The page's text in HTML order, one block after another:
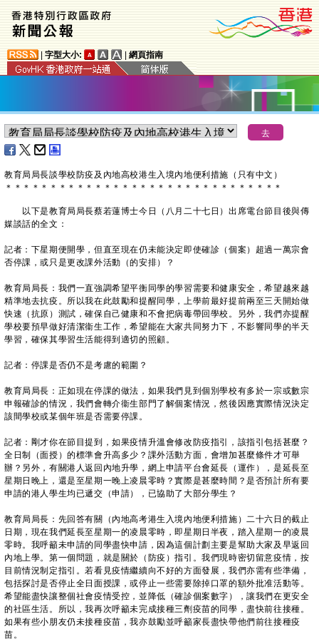
字型大小: 網頁指南
​教育局局長談學校防疫及內地高校港生入境內地便利措施（只有中文）
＊ ＊ ＊ ＊ ＊ ＊ ＊ ＊ ＊ ＊ ＊ ＊ ＊ ＊ ＊ ＊ ＊ ＊ ＊ ＊ ＊ ＊ ＊ ＊ ＊ ＊ ＊ ＊ ＊ ＊ ＊
以下是教育局局長蔡若蓮博士今日（八月二十七日）出席電台節目後與傳
媒談話的全文：
記者：下星期便開學，但直至現在仍未能決定即使確診（個案）超過一萬宗會
否停課，或只是更改課外活動（的安排）？
教育局局長：我們一直強調希望平衡同學的學習需要和健康安全，希望越來越
精準地去抗疫。所以我在此鼓勵和提醒同學，上學前最好提前兩至三天開始做
快速（抗原）測試，確保自己健康和不會把病毒帶回學校。另外，我們亦提醒
學校要預早做好清潔衞生工作，希望能在大家共同努力下，不影響同學的半天
學習，確保其學習生活能得到適切的照顧。
記者：停課是否仍不是考慮的範圍？
教育局局長：正如現在停課的做法，如果我們見到個別學校有多於一宗或數宗
申報確診的情況，我們會轉介衞生部門了解個案情況，然後因應實際情況決定
該間學校或某個年班是否需要停課。
記者：剛才你在節目提到，如果疫情升溫會修改防疫指引，該指引包括甚麼？
全日制（面授）的標準會升高多少？課外活動方面，會增加甚麼條件才可舉
辦？另外，有關港人返回內地升學，網上申請平台會延長（運作），是延長至
星期日晚上，還是至星期一晚上凌晨零時？實際是甚麼時間？是否預計所有要
申請的港人學生均已遞交（申請），已協助了大部分學生？
教育局局長：先回答有關（內地高考港生入境內地便利措施）二十六日的截止
日期，現在我們延長至星期一的凌晨零時，即星期日半夜，踏入星期一的凌晨
零時。我呼籲未申請的同學盡快申請，因為這個計劃主要是幫助大家及早返回
內地上學。第一個問題，就是關於（防疫）指引。我們現時密切留意疫情，按
目前情況制定指引。若看見疫情繼續向不好的方面發展，我們亦需有些準備，
包括探討是否停止全日面授課，或停止一些需要除掉口罩的額外批准活動等。
希望能盡快讓整個社會疫情受控，並降低（確診個案數字），讓我們在更安全
的社區生活。所以，我再次呼籲未完成接種三劑疫苗的同學，盡快前往接種。
如果有些小朋友仍未接種疫苗，我亦鼓勵並呼籲家長盡快帶他們前往接種疫
苗。